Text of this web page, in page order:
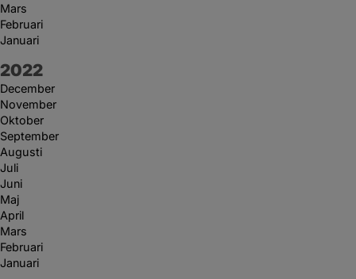
Mars
Februari
Januari
År:
2022
December
November
Oktober
September
Augusti
Juli
Juni
Maj
April
Mars
Februari
Januari